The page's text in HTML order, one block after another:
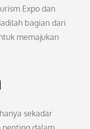
Expo dan
bagian dari
memajukan
sekadar